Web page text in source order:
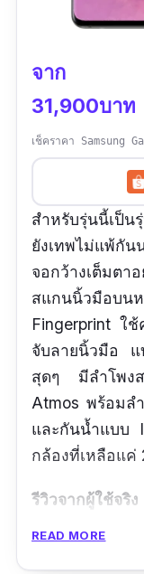
กันน้ำระดับ
กล้องซูมได้
จาก
31,900บาท
เช็คราคา Samsung
สำหรับรุ่นนี้เป็น
ยังเทพไม่แพ้กั
จอกว้างเต็มตา
สแกนนิ้วมือบน
Fingerprint ใช้
จับลายนิ้วมือ แ
สุดๆ มีลำโพง
Atmos พร้อมล
และกันน้ำแบบ
กล้องที่เหลือแค่
รีวิวจากผู้ใช้จริง
กล้องดีครับ ร
READ MORE